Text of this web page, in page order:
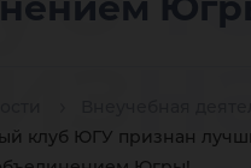
клуб ЮГУ признан